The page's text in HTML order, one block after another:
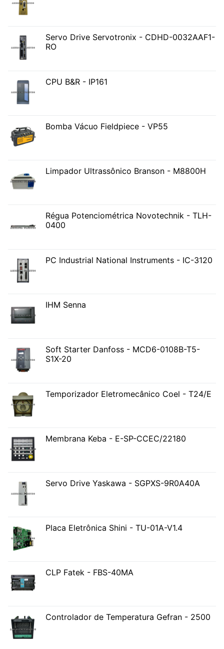
Servo Drive Servotronix - CDHD-0032AAF1-
RO
CPU B&R - IP161
Bomba Vácuo Fieldpiece - VP55
Limpador Ultrassônico Branson - M8800H
Régua Potenciométrica Novotechnik - TLH-
0400
PC Industrial National Instruments - IC-3120
IHM Senna
Soft Starter Danfoss - MCD6-0108B-T5-
S1X-20
Temporizador Eletromecânico Coel - T24/E
Membrana Keba - E-SP-CCEC/22180
Servo Drive Yaskawa - SGPXS-9R0A40A
Placa Eletrônica Shini - TU-01A-V1.4
CLP Fatek - FBS-40MA
Controlador de Temperatura Gefran - 2500